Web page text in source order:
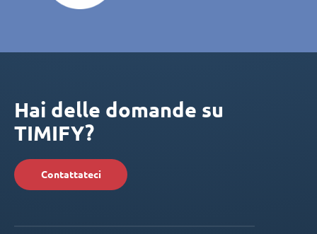
Hai delle domande su
TIMIFY?
Contattateci